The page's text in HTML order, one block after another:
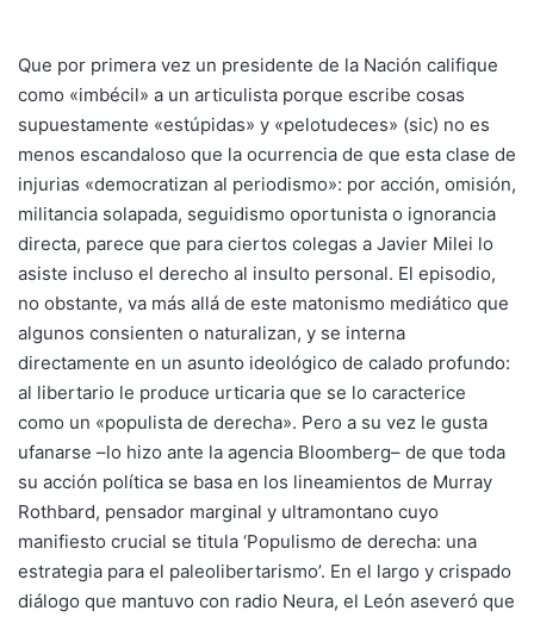
Que por primera vez un presidente de la Nación califique
como «imbécil» a un articulista porque escribe cosas
supuestamente «estúpidas» y «pelotudeces» (sic) no es
menos escandaloso que la ocurrencia de que esta clase de
injurias «democratizan al periodismo»: por acción, omisión,
militancia solapada, seguidismo oportunista o ignorancia
directa, parece que para ciertos colegas a Javier Milei lo
asiste incluso el derecho al insulto personal. El episodio,
no obstante, va más allá de este matonismo mediático que
algunos consienten o naturalizan, y se interna
directamente en un asunto ideológico de calado profundo:
al libertario le produce urticaria que se lo caracterice
como un «populista de derecha». Pero a su vez le gusta
ufanarse –lo hizo ante la agencia Bloomberg– de que toda
su acción política se basa en los lineamientos de Murray
Rothbard, pensador marginal y ultramontano cuyo
manifiesto crucial se titula ‘Populismo de derecha: una
estrategia para el paleolibertarismo’. En el largo y crispado
diálogo que mantuvo con radio Neura, el León aseveró que